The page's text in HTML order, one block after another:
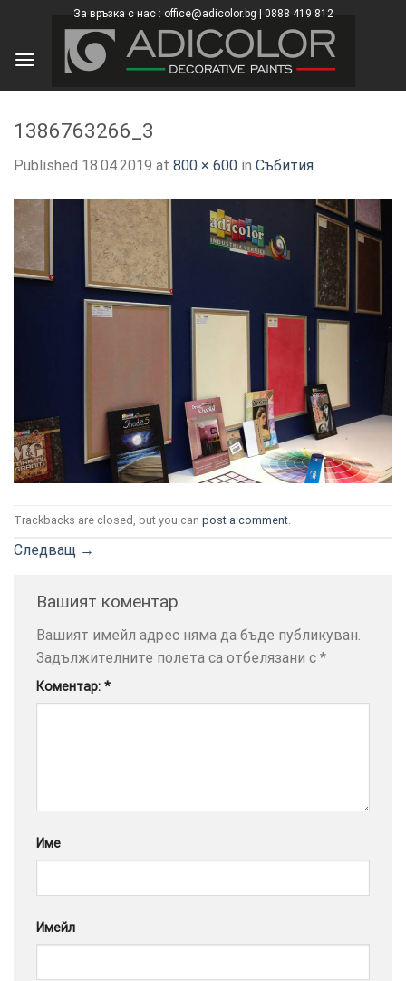
content
За връзка с нас : office@adicolor.bg | 0888 419 812
1386763266_3
Published 18.04.2019 at 800 × 600 in Събития
Trackbacks are closed, but you can post a comment.
Следващ →
Вашият коментар
Вашият имейл адрес няма да бъде публикуван.
Задължителните полета са отбелязани с *
Коментар: *
Име
Имейл
×
× САЙТ
БИСКВИТКИ.
ИНФОРМАЦИЯ
МОЖЕТЕ
ДА
НАМЕРИТЕ